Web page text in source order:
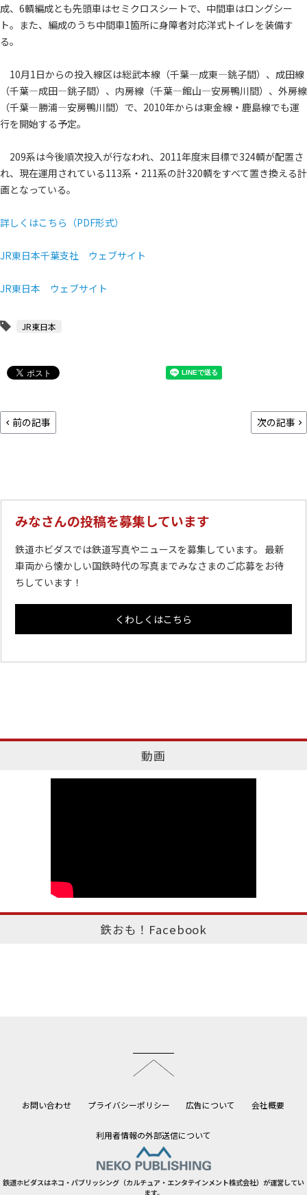
成、6輌編成とも先頭車はセミクロスシートで、中間車はロングシー
ト。また、編成のうち中間車1箇所に身障者対応洋式トイレを装備す
る。
10月1日からの投入線区は総武本線（千葉―成東―銚子間）、成田線
（千葉―成田―銚子間）、内房線（千葉―館山―安房鴨川間）、外房線
（千葉―勝浦―安房鴨川間）で、2010年からは東金線・鹿島線でも運
行を開始する予定。
209系は今後順次投入が行なわれ、2011年度末目標で324輌が配置さ
れ、現在運用されている113系・211系の計320輌をすべて置き換える計
画となっている。
詳しくはこちら（PDF形式）
JR東日本千葉支社 ウェブサイト
JR東日本 ウェブサイト
JR東日本
前の記事 次の記事
みなさんの投稿を募集しています
鉄道ホビダスでは鉄道写真やニュースを募集しています。 最新
車両から懐かしい国鉄時代の写真までみなさまのご応募をお待
ちしています！
くわしくはこちら
動画
鉄おも！Facebook
お問い合わせ プライバシーポリシー 広告について 会社概要
利用者情報の外部送信について
鉄道ホビダスはネコ・パブリッシング（カルチュア・エンタテインメント株式会社）が運営してい
ます。